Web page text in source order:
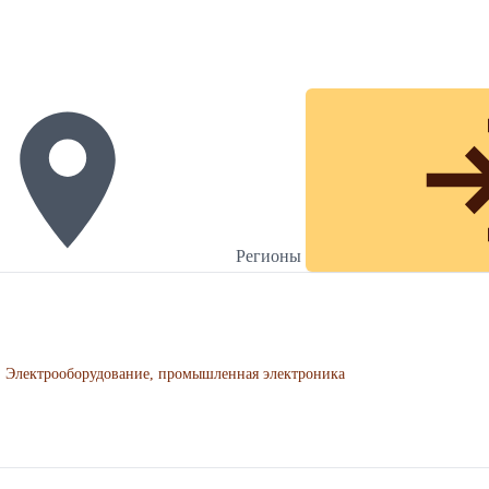
Регионы
Электрооборудование, промышленная электроника